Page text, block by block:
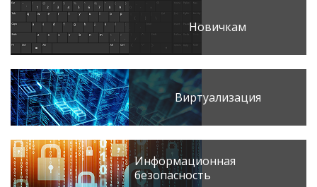
Новичкам
Виртуализация
Информационная
безопасность